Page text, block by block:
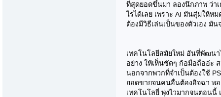
ที่สุดยอดขึ้นมา ลองนึกภาพ ว่า
ไรได้เลย เพราะ AI มันสุ่มให้
ต้องมีวิธีเล่นเป็นของตัวเอง มั
เทคโนโลยีสมัยใหม่ อันที่พัฒนา
อย่าง ให้เห็นชัดๆ ก้อมือถืออ่ะ
นอกจากพวกที่จำเป็นต้องใช้
ยอดขายจนคนอื่นต้องอิจฉา พอ
เทคโนโลยี่ พุ่งไวมากจนตอนนี้